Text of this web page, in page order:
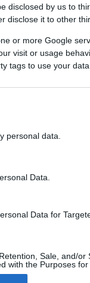
disclosed by us to
disclose it to other
or more Google
visit or usage
tags to use your
personal data.
Data.
Data for
Sale, and/or
with the Purposes